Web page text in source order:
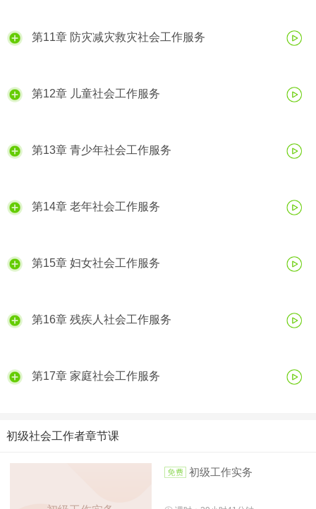
第11章 防灾减灾救灾社会工作服务
第12章 儿童社会工作服务
第13章 青少年社会工作服务
第14章 老年社会工作服务
第15章 妇女社会工作服务
第16章 残疾人社会工作服务
第17章 家庭社会工作服务
初级社会工作者章节课
初级工作实务